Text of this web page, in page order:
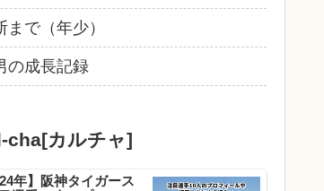
まで（年少）
の成長記録
cha[カルチャ]
年】阪神タイガース